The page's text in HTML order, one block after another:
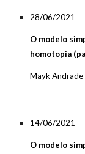
28/06/2021
O modelo
homotopia
Mayk Andrade
14/06/2021
O modelo